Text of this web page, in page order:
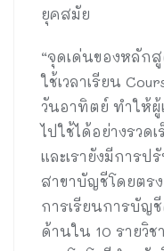
ยุคสมัย
“จุดเด่นของหลั
ใช้เวลาเรียน
วันอาทิตย์ ทำให้
ไปใช้ได้อย่างรวด
และเรายังมีการ
สาขาบัญชีโดยต
การเรียนการบัญ
ด้านใน 10 รายวิ